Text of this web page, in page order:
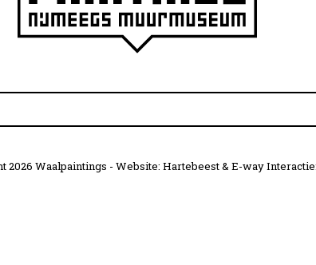
2026 Waalpaintings - Website: Hartebeest& E-way